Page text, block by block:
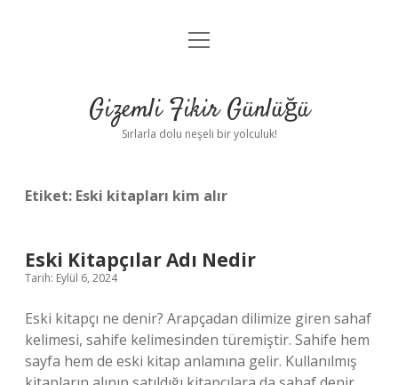
Anasayfa
Yasal Uyarı
menüyü
Gizemli Fikir Günlüğü
Sırlarla dolu neşeli bir yolculuk!
Etiket: Eski kitapları kim alır
Eski Kitapçılar Adı Nedir
Tarih: Eylül 6, 2024
Eski kitapçı ne denir? Arapçadan dilimize giren sahaf
kelimesi, sahife kelimesinden türemiştir. Sahife hem
sayfa hem de eski kitap anlamına gelir. Kullanılmış